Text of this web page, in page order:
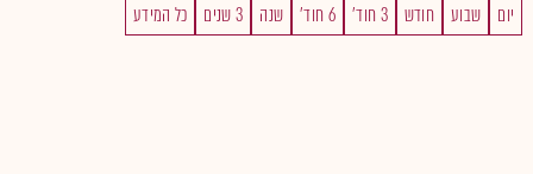
יום שבוע חודש 3 חוד' 6 חוד' שנה 3 שנים כל המידע